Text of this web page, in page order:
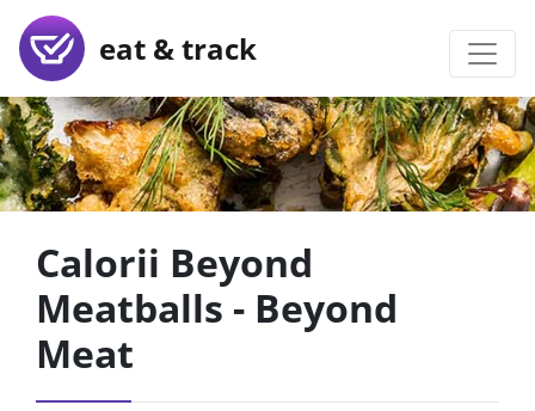
eat & track
Calorii Beyond
Meatballs - Beyond
Meat